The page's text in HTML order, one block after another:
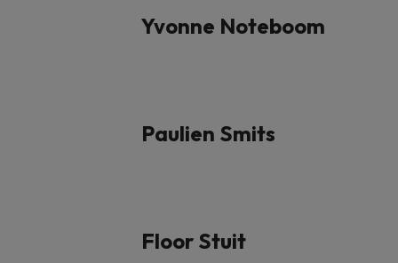
Yvonne Noteboom
Paulien Smits
Floor Stuit